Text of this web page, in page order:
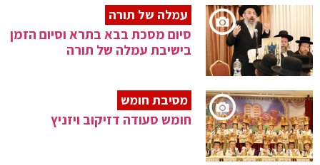
עמלה של תורה
סיום מסכת בבא בתרא וסיום הזמן
בישיבת עמלה של תורה
מסיבת חומש
חומש סעודה דזיקוב ויזניץ